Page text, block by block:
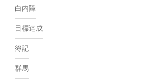
白内障
目標達成
簿記
群馬